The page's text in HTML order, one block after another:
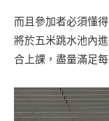
而且參加者必須懂
將於五米跳水池內
合上課，盡量滿足